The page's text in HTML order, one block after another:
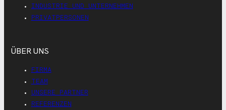
INDUSTRIE UND UNTERNEHMEN
PRIVATPERSONEN
ÜBER UNS
FIRMA
TEAM
UNSERE PARTNER
REFERENZEN